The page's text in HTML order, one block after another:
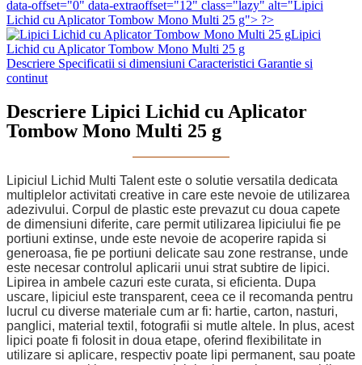
data-offset="0" data-extraoffset="12" class="lazy" alt="Lipici
Lichid cu Aplicator Tombow Mono Multi 25 g"> ?>
Lipici
Lichid cu Aplicator Tombow Mono Multi 25 g
Descriere Specificatii si dimensiuni Caracteristici Garantie si
continut
Descriere Lipici Lichid cu Aplicator
Tombow Mono Multi 25 g
Lipiciul Lichid Multi Talent este o solutie versatila dedicata
multiplelor activitati creative in care este nevoie de utilizarea
adezivului. Corpul de plastic este prevazut cu doua capete
de dimensiuni diferite, care permit utilizarea lipiciului fie pe
portiuni extinse, unde este nevoie de acoperire rapida si
generoasa, fie pe portiuni delicate sau zone restranse, unde
este necesar controlul aplicarii unui strat subtire de lipici.
Lipirea in ambele cazuri este curata, si eficienta. Dupa
uscare, lipiciul este transparent, ceea ce il recomanda pentru
lucrul cu diverse materiale cum ar fi: hartie, carton, nasturi,
panglici, material textil, fotografii si mutle altele. In plus, acest
lipici poate fi folosit in doua etape, oferind flexibilitate in
utilizare si aplicare, respectiv poate lipi permanent, sau poate